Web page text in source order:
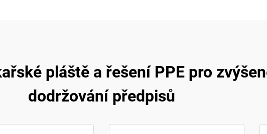
pláště a řešení PPE pro
dodržování předpisů